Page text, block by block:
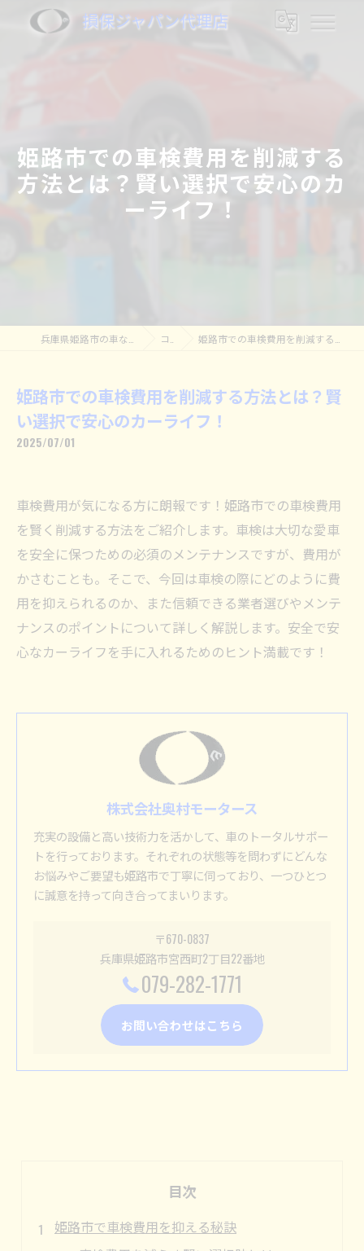
損保ジャパン代理店
姫路市での車検費用を削減する
方法とは？賢い選択で安心のカ
ーライフ！
コラム 姫路市での車検費用を削減する方法とは？賢い選択で安心のカーライフ！
姫路市での車検費用を削減する方法とは？賢
い選択で安心のカーライフ！
2025/07/01
車検費用が気になる方に朗報です！姫路市での車検費用
を賢く削減する方法をご紹介します。車検は大切な愛車
を安全に保つための必須のメンテナンスですが、費用が
かさむことも。そこで、今回は車検の際にどのように費
用を抑えられるのか、また信頼できる業者選びやメンテ
ナンスのポイントについて詳しく解説します。安全で安
心なカーライフを手に入れるためのヒント満載です！
株式会社奥村モータース
充実の設備と高い技術力を活かして、車のトータルサポー
トを行っております。それぞれの状態等を問わずにどんな
お悩みやご要望も姫路市で丁寧に伺っており、一つひとつ
に誠意を持って向き合ってまいります。
〒670-0837
兵庫県姫路市宮西町2丁目22番地
079-282-1771
お問い合わせはこちら
目次
姫路市で車検費用を抑える秘訣